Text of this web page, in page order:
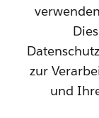
zur
und